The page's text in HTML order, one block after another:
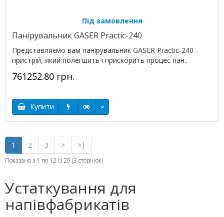
Під замовлення
Панірувальник GASER Practic-240
Представляємо вам панірувальник GASER Practic-240 -
пристрій, який полегшить і прискорить процес пан..
761252.80 грн.
Купити
1 2 3 > >|
Показано з 1 по 12 із 29 (3 сторінок)
Устаткування для
напівфабрикатів